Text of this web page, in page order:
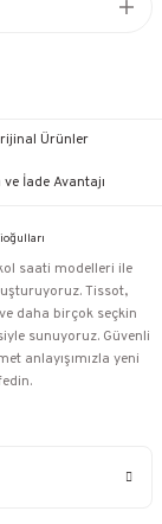
Ürünler
İade Avantajı
saati modelleri ile
Tissot,
daha birçok seçkin
sunuyoruz. Güvenli
anlayışımızla yeni